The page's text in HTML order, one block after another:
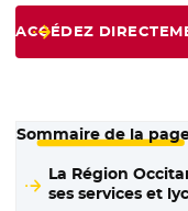
ACCÉDEZ
Sommaire de la
La Région
ses services et